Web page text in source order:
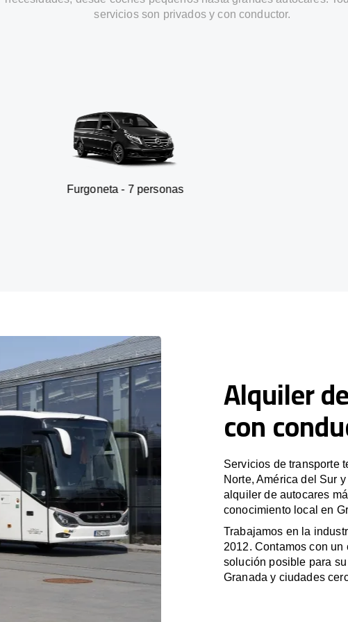
servicios son privados y con conductor.
Furgoneta - 7 personas SUV -
Alquiler
con
Servicios de transporte
Norte, América del Sur
alquiler de autocares
conocimiento local en
Trabajamos en la
2012. Contamos con
solución posible para
Granada y ciudades